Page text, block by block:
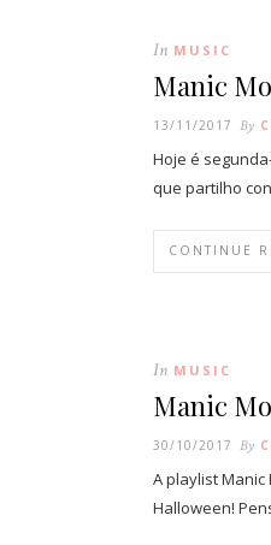
In MUSIC
Manic
13/11/2017 By
Hoje é
que partilho
CONTINUE
In MUSIC
Manic
30/10/2017 By
A playlist
Halloween!